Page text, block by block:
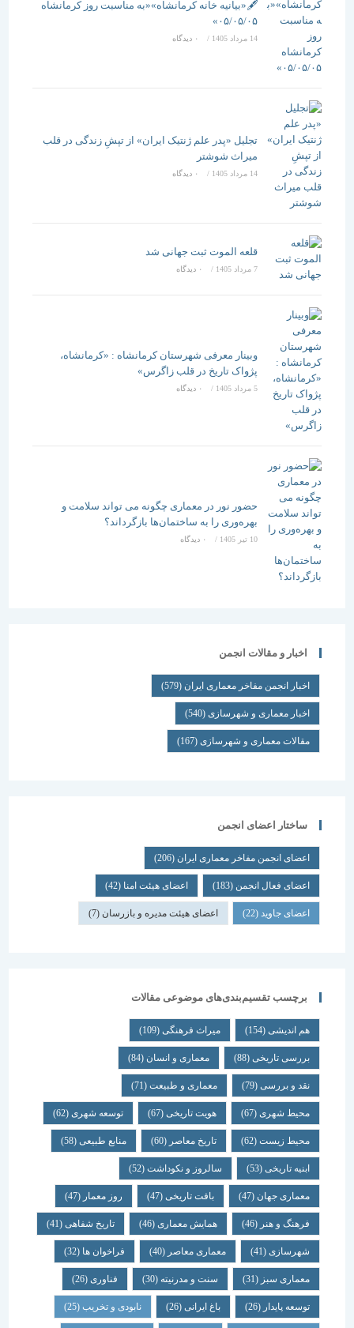
🖋️«بیانیه خانه کرمانشاه»«به مناسبت روز کرمانشاه
۰۵/۰۵/۰۵»
/ ۰ دیدگاه
تجلیل «پدر علم ژنتیک ایران» از تپشِ زندگی در قلب
میراث شوشتر
14 مرداد 1405 / ۰ دیدگاه
قلعه الموت ثبت جهانی شد
/ ۰ دیدگاه
وبینار معرفی شهرستان کرمانشاه : «کرمانشاه،
پژواک تاریخ در قلب زاگرس»
5 مرداد 1405 / ۰ دیدگاه
حضور نور در معماری چگونه می تواند سلامت و
بهره‌وری را به ساختمان‌ها بازگرداند؟
/ ۰ دیدگاه
اخبار و مقالات انجمن
اخبار انجمن مفاخر معماری ایران (579)
اخبار معماری و شهرسازی(540)
مقالات معماری و شهرسازی(167)
ساختار اعضای انجمن
اعضای انجمن مفاخر معماری ایران (206)
اعضای فعال انجمن(183) اعضای هیئت امنا(42)
اعضای جاوید(22) اعضای هیئت مدیره و بازرسان(7)
برچسب تقسیم‌بندی‌های موضوعی مقالات
هم اندیشی (154) میراث فرهنگی (109)
بررسی تاریخی (88) معماری و انسان (84)
نقد و بررسی (79) معماری و طبیعت (71)
محیط شهری(67) هویت تاریخی(67) توسعه شهری(62)
محیط زیست(62) تاریخ معاصر(60) منابع طبیعی(58)
ابنیه تاریخی(53) سالروز و نکوداشت(52)
معماری جهان (47) بافت تاریخی(47) روز معمار(47)
فرهنگ و هنر(46) همایش معماری (46) تاریخ شفاهی (41)
شهرسازی(41) معماری معاصر(40) فراخوان ها(32)
معماری سبز(31) سنت و مدرنیته(30) فناوری (26)
توسعه پایدار(26) باغ ایرانی(26) نابودی و تخریب(25)